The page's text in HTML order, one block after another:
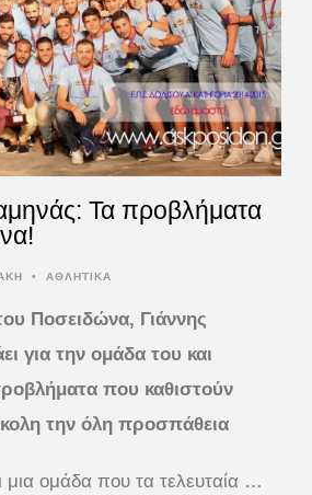
Τα προβλήματα
• ΑΘΛΗΤΙΚΑ
Ποσειδώνα, Γιάννης
για την ομάδα του και
που καθιστούν
την όλη προσπάθεια
μια ομάδα που τα τελευταία …